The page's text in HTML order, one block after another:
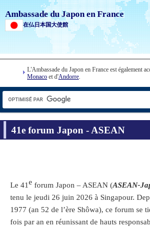
Ambassade du Japon en France
在仏日本国大使館
L'Ambassade du Japon en France est également
Monaco et d'Andorre.
41e forum Japon - ASEAN
Le 41e forum Japon – ASEAN (ASEAN-
tenu le jeudi 26 juin 2026 à Singapour.
1977 (an 52 de l’ère Shôwa), ce forum se
fois par an en réunissant de hauts